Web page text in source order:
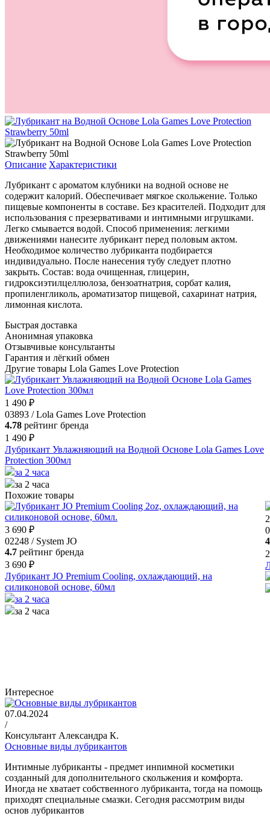
Описание Характеристики
Лубрикант с ароматом клубники на водной основе не
содержит калорий. Обеспечивает мягкое скольжение. Только
пищевые компоненты в составе. Без красителей. Подходит для
использования с презервативами и интимными игрушками.
Легко смывается водой. Способ применения: легкими
движениями нанесите лубрикант перед половым актом.
Необходимое количество лубриканта подбирается
индивидуально. После нанесения тубу следует плотно
закрыть. Состав: вода очищенная, глицерин,
гидроксиэтилцеллюлоза, бензоатнатрия, сорбат калия,
пропиленгликоль, ароматизатор пищевой, сахаринат натрия,
лимонная кислота.
Быстрая доставка
Анонимная упаковка
Отзывчивые консультанты
Гарантия и лёгкий обмен
Другие товары Lola Games Love Protection
1 490 ₽
03893 / Lola Games Love Protection
4.78 рейтинг бренда
1 490 ₽
Лубрикант Увлажняющий на Водной Основе Lola Games Love
Protection 300мл
за 2 часа
за 2 часа
Похожие товары
3 690 ₽
02248 / System JO
4.7 рейтинг бренда
3 690 ₽
Лубрикант JO Premium Cooling, охлаждающий, на
силиконовой основе, 60мл
за 2 часа
за 2 часа
Интересное
07.04.2024
/
Консультант Александра К.
Основные виды лубрикантов
Интимные лубриканты - предмет инnимной косметики
созданный для дополнительного скольжения и комфорта.
Иногда не хватает собственного лубриканта, тогда на помощь
приходят специальные смазки. Сегодня рассмотрим виды
основ лубрикантов